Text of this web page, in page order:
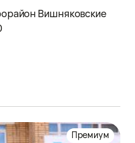
Вишняковские
Премиум